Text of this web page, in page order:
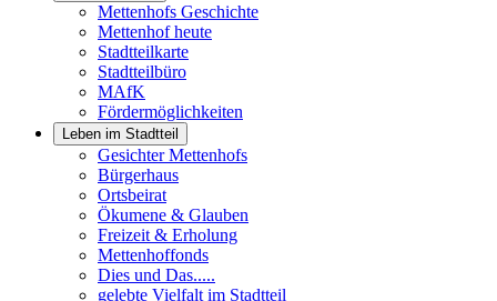
Mettenhofs Geschichte
Mettenhof heute
Stadtteilkarte
Stadtteilbüro
MAfK
Fördermöglichkeiten
Leben im Stadtteil
Gesichter Mettenhofs
Bürgerhaus
Ortsbeirat
Ökumene & Glauben
Freizeit & Erholung
Mettenhoffonds
Dies und Das.....
gelebte Vielfalt im Stadtteil